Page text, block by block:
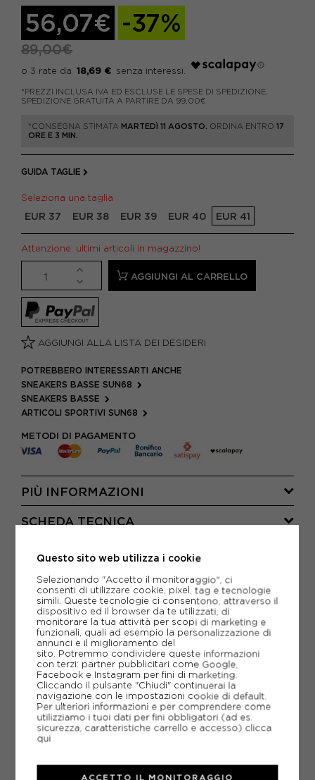
56,07€ -37%
89,00€
18,69 €
*PREZZI INCLUSA IVA ED ESCLUSE LE SPESE DI SPEDIZIONE.
SPEDIZIONE GRATUITA A PARTIRE DA 99,00€
*CONSEGNA STIMATA MARTEDÌ 11 AGOSTO. ORDINA ENTRO 17
ORE E 3 MIN.
GUIDA TAGLIE
Seleziona una taglia
EUR 37 EUR 38 EUR 39 EUR 40 EUR 41
Attenzione: ultimi articoli in magazzino!
AGGIUNGI AL CARRELLO
AGGIUNGI ALLA LISTA DEI DESIDERI
POTREBBERO INTERESSARTI ANCHE
SNEAKERS BASSE SUN68
SNEAKERS BASSE
ARTICOLI SPORTIVI SUN68
METODI DI PAGAMENTO
PIÙ INFORMAZIONI
SCHEDA TECNICA
GUIDA ALLE TAGLIE
DOMANDE FREQUENTI
Come ordinare la taglia giusta?
CONSIGLIATI DA NOI
Questo sito web utilizza i cookie
Selezionando "Accetto il monitoraggio", ci
consenti di utilizzare cookie, pixel, tag e tecnologie
simili. Queste tecnologie ci consentono, attraverso il
dispositivo ed il browser da te utilizzati, di
monitorare la tua attività per scopi di marketing e
funzionali, quali ad esempio la personalizzazione di
annunci e il miglioramento del
sito. Potremmo condividere queste informazioni
con terzi: partner pubblicitari come Google,
Facebook e Instagram per fini di marketing.
Cliccando il pulsante "Chiudi" continuerai la
navigazione con le impostazioni cookie di default.
Per ulteriori informazioni e per comprendere come
utilizziamo i tuoi dati per fini obbligatori (ad es.
sicurezza, caratteristiche carrello e accesso) clicca
qui
ACCETTO IL MONITORAGGIO